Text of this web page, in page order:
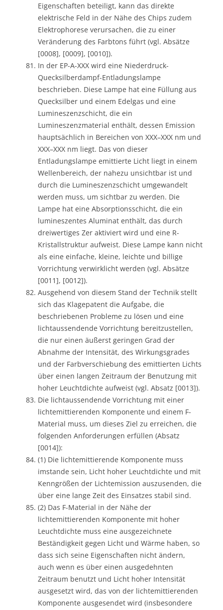
Eigenschaften beteiligt, kann das direkte
elektrische Feld in der Nähe des Chips zudem
Elektrophorese verursachen, die zu einer
Veränderung des Farbtons führt (vgl. Absätze
[0008], [0009], [0010]).
In der EP-A-XXX wird eine Niederdruck-
Quecksilberdampf-Entladungslampe
beschrieben. Diese Lampe hat eine Füllung aus
Quecksilber und einem Edelgas und eine
Lumineszenzschicht, die ein
Lumineszenzmaterial enthält, dessen Emission
hauptsächlich in Bereichen von XXX–XXX nm und
XXX–XXX nm liegt. Das von dieser
Entladungslampe emittierte Licht liegt in einem
Wellenbereich, der nahezu unsichtbar ist und
durch die Lumineszenzschicht umgewandelt
werden muss, um sichtbar zu werden. Die
Lampe hat eine Absorptionsschicht, die ein
lumineszentes Aluminat enthält, das durch
dreiwertiges Zer aktiviert wird und eine R-
Kristallstruktur aufweist. Diese Lampe kann nicht
als eine einfache, kleine, leichte und billige
Vorrichtung verwirklicht werden (vgl. Absätze
[0011], [0012]).
Ausgehend von diesem Stand der Technik stellt
sich das Klagepatent die Aufgabe, die
beschriebenen Probleme zu lösen und eine
lichtaussendende Vorrichtung bereitzustellen,
die nur einen äußerst geringen Grad der
Abnahme der Intensität, des Wirkungsgrades
und der Farbverschiebung des emittierten Lichts
über einen langen Zeitraum der Benutzung mit
hoher Leuchtdichte aufweist (vgl. Absatz [0013]).
Die lichtaussendende Vorrichtung mit einer
lichtemittierenden Komponente und einem F-
Material muss, um dieses Ziel zu erreichen, die
folgenden Anforderungen erfüllen (Absatz
[0014]):
(1) Die lichtemittierende Komponente muss
imstande sein, Licht hoher Leuchtdichte und mit
Kenngrößen der Lichtemission auszusenden, die
über eine lange Zeit des Einsatzes stabil sind.
(2) Das F-Material in der Nähe der
lichtemittierenden Komponente mit hoher
Leuchtdichte muss eine ausgezeichnete
Beständigkeit gegen Licht und Wärme haben, so
dass sich seine Eigenschaften nicht ändern,
auch wenn es über einen ausgedehnten
Zeitraum benutzt und Licht hoher Intensität
ausgesetzt wird, das von der lichtemittierenden
Komponente ausgesendet wird (insbesondere